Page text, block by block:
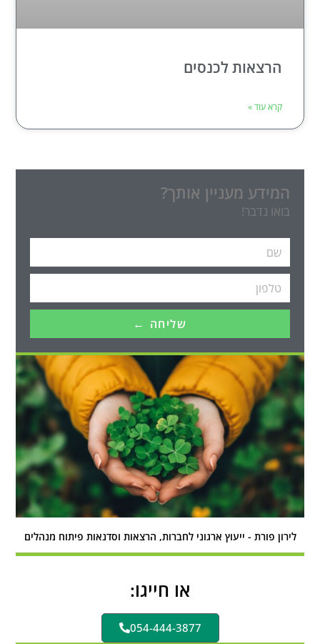
הרצאות לכנסים
קרא עוד »
המידע מעניין אותך?
בואו נדבר!
שליחה ←
לירון פורת - ייעוץ ארגוני לחברות, הרצאות וסדנאות פיתוח מנהלים
או חייגו:
054-444-3877